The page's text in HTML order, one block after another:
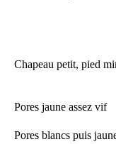
Chapeau petit, pied
Pores jaune assez vif
Pores blancs puis